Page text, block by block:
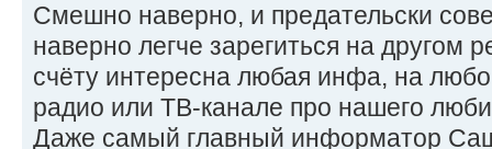
Смешно наверно, и предательски
наверно легче зарегиться на другом
счёту интересна любая инфа, на
радио или ТВ-канале про нашего
Даже самый главный информатор